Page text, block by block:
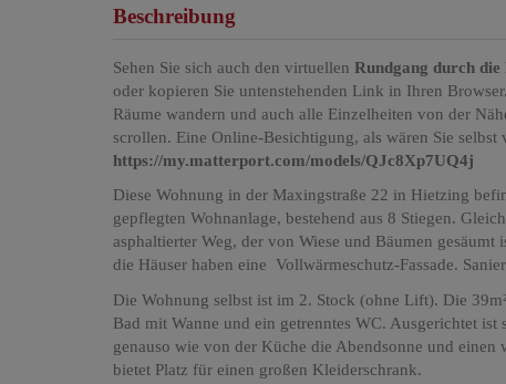
Beschreibung
Sehen Sie sich auch den virtuellen Rundgang durch
oder kopieren Sie untenstehenden Link in Ihren
Räume wandern und auch alle Einzelheiten von der
scrollen. Eine Online-Besichtigung, als wären Sie selbst
https://my.matterport.com/models/QJc8Xp7UQ4j
Diese Wohnung in der Maxingstraße 22 in Hietzing
gepflegten Wohnanlage, bestehend aus 8 Stiegen.
asphaltierter Weg, der von Wiese und Bäumen
die Häuser haben eine Vollwärmeschutz-Fassade.
Die Wohnung selbst ist im 2. Stock (ohne Lift). Die
Bad mit Wanne und ein getrenntes WC. Ausgerichtet
genauso wie von der Küche die Abendsonne und
bietet Platz für einen großen Kleiderschrank.